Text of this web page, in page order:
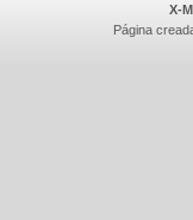
X-
Página